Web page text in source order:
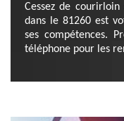
Cessez de
dans le 81260 est
ses compétences.
téléphone pour les